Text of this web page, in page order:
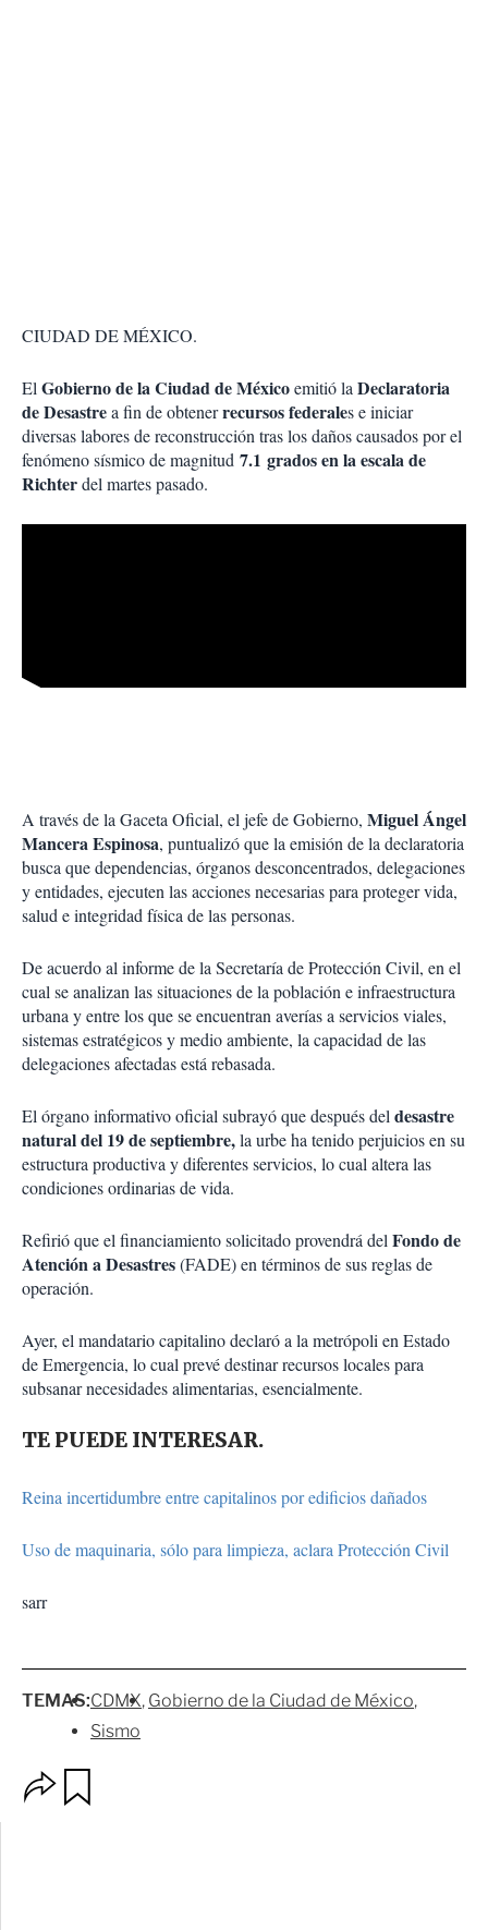
CIUDAD DE MÉXICO.
ElGobierno de la Ciudad de Méxicoemitió laDeclaratoria
de Desastrea fin de obtenerrecursos federales e iniciar
diversas labores de reconstrucción tras los daños causados por el
fenómeno sísmico de magnitud 7.1 grados en la escala de
Richterdel martes pasado.
A través de la Gaceta Oficial, el jefe de Gobierno, Miguel Ángel
Mancera Espinosa, puntualizó que la emisión de la declaratoria
busca que dependencias, órganos desconcentrados, delegaciones
y entidades, ejecuten las acciones necesarias para proteger vida,
salud e integridad física de las personas.
De acuerdo al informe de la Secretaría de Protección Civil, en el
cual se analizan las situaciones de la población e infraestructura
urbana y entre los que se encuentran averías a servicios viales,
sistemas estratégicos y medio ambiente, la capacidad de las
delegaciones afectadas está rebasada.
El órgano informativo oficial subrayó que después del desastre
natural del 19 de septiembre,la urbe ha tenido perjuicios en su
estructura productiva y diferentes servicios, lo cual altera las
condiciones ordinarias de vida.
Refirió que el financiamiento solicitado provendrá del Fondo de
Atención a Desastres(FADE) en términos de sus reglas de
operación.
Ayer, el mandatario capitalino declaró a la metrópoli en Estado
de Emergencia, lo cual prevé destinar recursos locales para
subsanar necesidades alimentarias, esencialmente.
TE PUEDE INTERESAR.
Reina incertidumbre entre capitalinos por edificios dañados
Uso de maquinaria, sólo para limpieza, aclara Protección Civil
sarr
TEMAS:CDMX Gobierno de la Ciudad de México
Sismo
p